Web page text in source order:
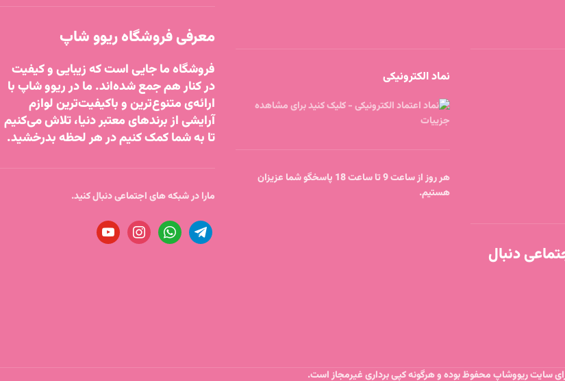
دنبال
نماد الکترونیکی
هر روز از ساعت 9 تا ساعت 18 پاسخگو شما عزیزان
هستیم.
معرفی فروشگاه ریوو شاپ
فروشگاه ما جایی است که زیبایی و کیفیت
در کنار هم جمع شده‌اند. ما در ریوو شاپ با
ارائه‌ی متنوع‌ترین و باکیفیت‌ترین لوازم
آرایشی از برندهای معتبر دنیا، تلاش می‌کنیم
تا به شما کمک کنیم در هر لحظه بدرخشید.
مارا در شبکه های اجتماعی دنبال کنید.
سایت ریووشاپ محفوظ بوده و هرگونه کپی برداری غیرمجاز است.